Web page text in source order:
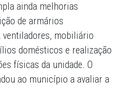
ainda melhorias
de armários
ventiladores, mobiliário
domésticos e realização
físicas da unidade. O
ao município a avaliar a